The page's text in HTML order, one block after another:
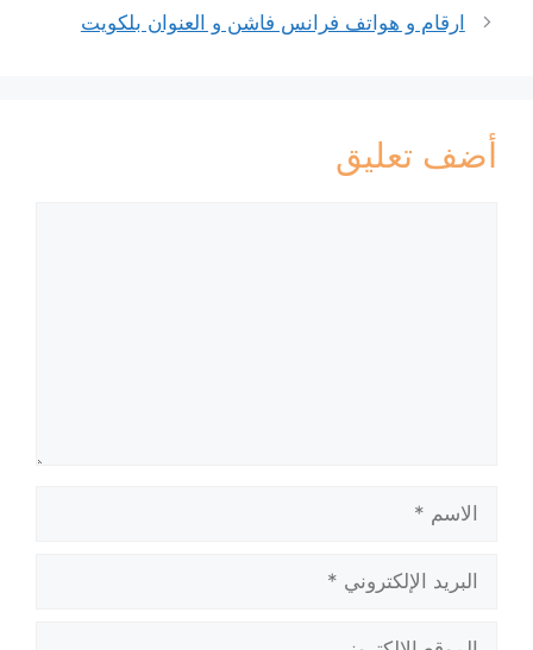
ارقام و هواتف فرانس فاشن و العنوان بلكويت
أضف تعليق
الإلكتروني